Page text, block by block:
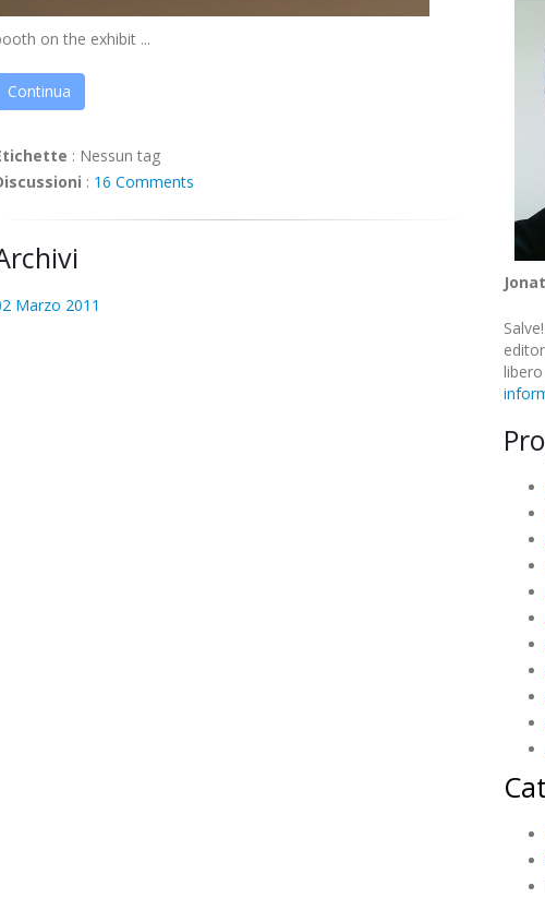
on the exhibit ...
Continua
: Nessun tag
: 16 Comments
Marzo 2011